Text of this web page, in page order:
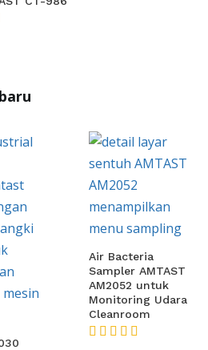
Air Bacteria
Sampler AMTAST
AM2052 untuk
Monitoring Udara
Cleanroom